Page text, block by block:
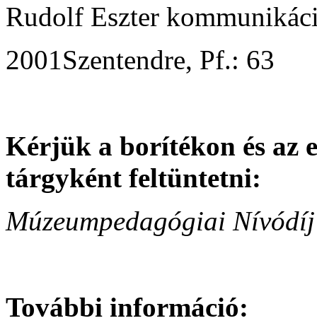
Rudolf Eszter
2001Szentendre, Pf.: 63
Kérjük a borítékon és az
tárgyként feltüntetni:
Múzeumpedagógiai
További információ: